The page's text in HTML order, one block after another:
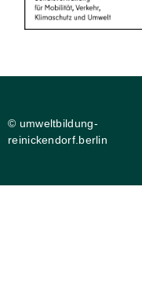
© umweltbildung-
reinickendorf.berlin